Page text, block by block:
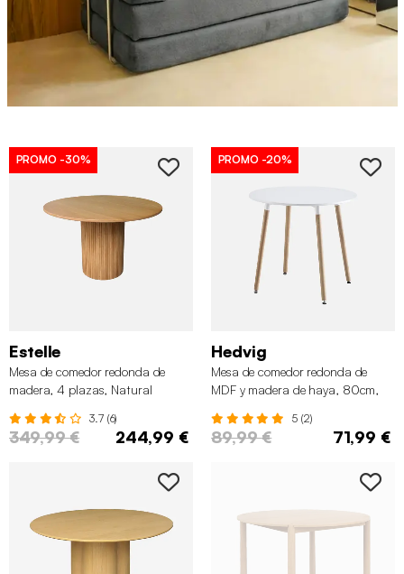
PROMO -30%
Estelle
Mesa de comedor redonda de
madera, 4 plazas, Natural
3.7 (6)
349,99 € 244,99 €
PROMO -20%
Hedvig
Mesa de comedor redonda de
MDF y madera de haya, 80cm,
5 (2)
89,99 € 71,99 €